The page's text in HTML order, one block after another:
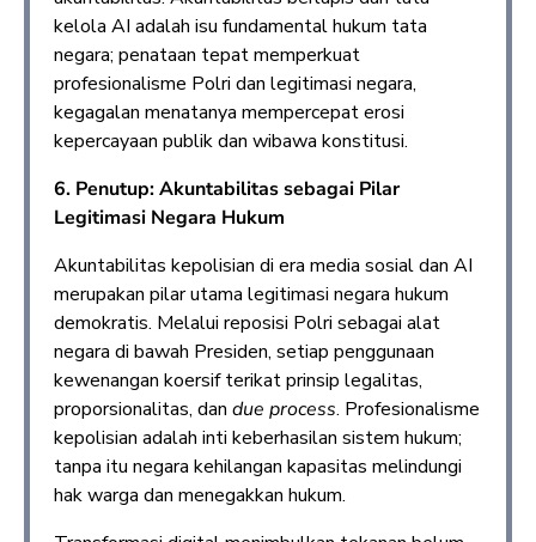
kelola AI adalah isu fundamental hukum tata
negara; penataan tepat memperkuat
profesionalisme Polri dan legitimasi negara,
kegagalan menatanya mempercepat erosi
kepercayaan publik dan wibawa konstitusi.
6. Penutup: Akuntabilitas sebagai Pilar
Legitimasi Negara Hukum
Akuntabilitas kepolisian di era media sosial dan AI
merupakan pilar utama legitimasi negara hukum
demokratis. Melalui reposisi Polri sebagai alat
negara di bawah Presiden, setiap penggunaan
kewenangan koersif terikat prinsip legalitas,
proporsionalitas, dan due process. Profesionalisme
kepolisian adalah inti keberhasilan sistem hukum;
tanpa itu negara kehilangan kapasitas melindungi
hak warga dan menegakkan hukum.